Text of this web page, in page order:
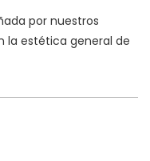
por nuestros
la estética general de